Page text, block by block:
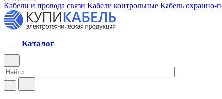
Кабели и провода связи Кабели контрольные Кабель охранно-
Каталог